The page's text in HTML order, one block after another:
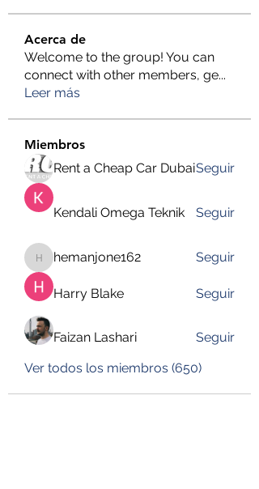
Acerca de
Welcome to the group! You can
connect with other members, ge...
Leer más
Miembros
Rent a Cheap Car DubaiSeguir
Kendali Omega Teknik Seguir
hemanjone162
hemanjone162 Seguir
Harry Blake Seguir
Faizan Lashari
Seguir
Ver todos los miembros (650)